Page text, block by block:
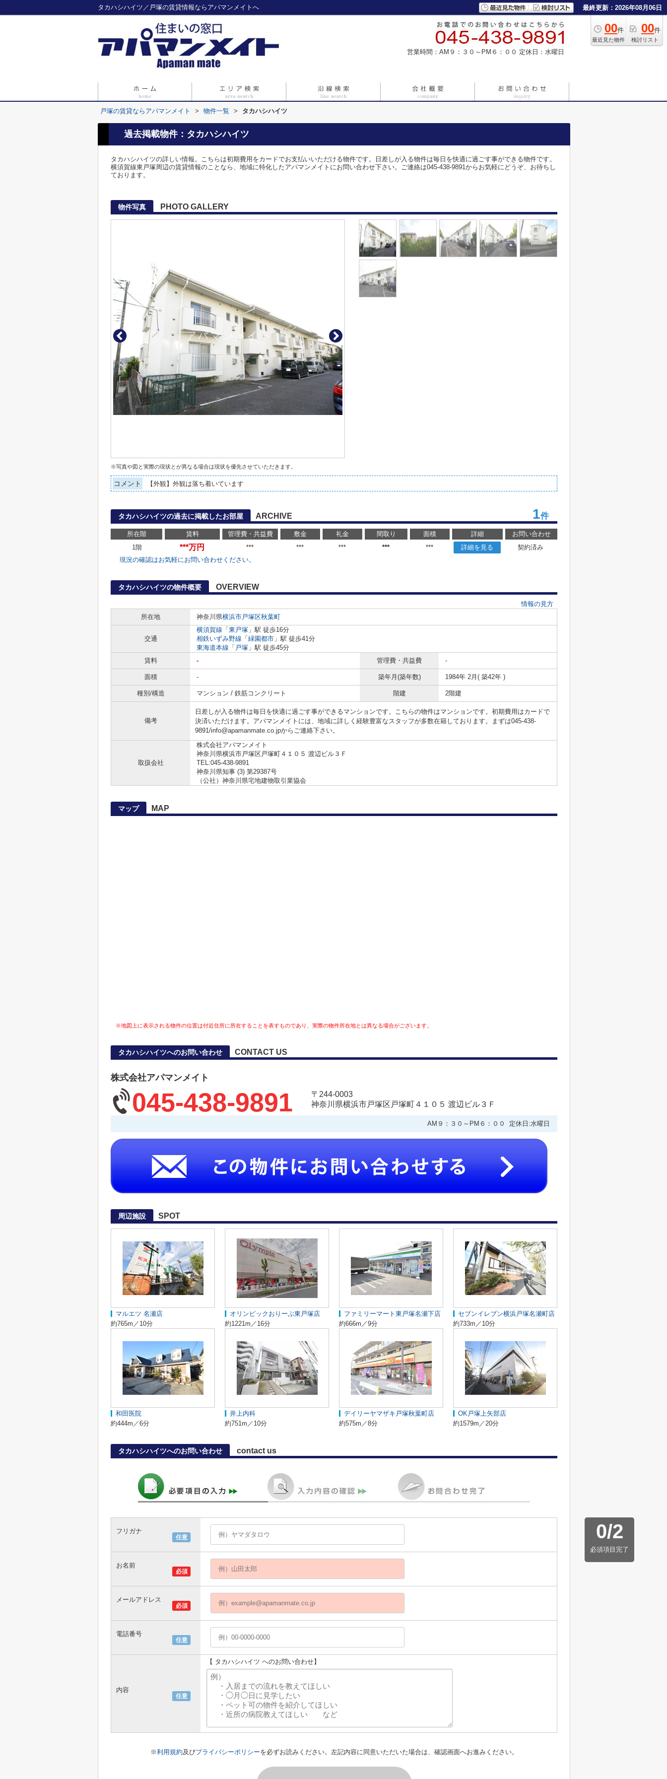
タカハシハイツ／戸塚の賃貸情報ならアパマンメイトへ 最終更新：2026年08月06日
00件
最近見た物件
00件
検討リスト
営業時間：AM９：３０～PM６：００ 定休日：水曜日
戸塚の賃貸ならアパマンメイト > 物件一覧 > タカハシハイツ
過去掲載物件：タカハシハイツ
タカハシハイツの詳しい情報。こちらは初期費用をカードでお支払いいただける物件です。日差しが入る物件は毎日を快適に過ごす事ができる物件です。
横須賀線東戸塚周辺の賃貸情報のことなら、地域に特化したアパマンメイトにお問い合わせ下さい。ご連絡は045-438-9891からお気軽にどうぞ、お待ちし
ております。
物件写真 PHOTO GALLERY
※写真や図と実際の現状とが異なる場合は現状を優先させていただきます。
コメント 【外観】外観は落ち着いています
タカハシハイツの過去に掲載したお部屋 ARCHIVE 1件
所在階 賃料 管理費・共益費 敷金 礼金 間取り 面積 詳細
お問い合わせ
1階
***万円 *** *** *** *** *** 詳細を見る
契約済み
現況の確認はお気軽にお問い合わせください。
タカハシハイツの物件概要 OVERVIEW
情報の見方
所在地
神奈川県横浜市戸塚区秋葉町
交通
横須賀線 「 東戸塚 」駅 徒歩16分
相鉄いずみ野線 「 緑園都市 」駅 徒歩41分
東海道本線 「 戸塚 」駅 徒歩45分
賃料
- 管理費・共益費 -
面積 - 築年月(築年数) 1984年 2月( 築42年 )
種別/構造 マンション / 鉄筋コンクリート 階建 2階建
備考
日差しが入る物件は毎日を快適に過ごす事ができるマンションです。こちらの物件はマンションです。初期費用はカードで
決済いただけます。アパマンメイトには、地域に詳しく経験豊富なスタッフが多数在籍しております。まずは045-438-
9891/info@apamanmate.co.jpからご連絡下さい。
取扱会社
株式会社アパマンメイト
神奈川県横浜市戸塚区戸塚町４１０５ 渡辺ビル３Ｆ
TEL:045-438-9891
神奈川県知事 (3) 第29387号
（公社）神奈川県宅地建物取引業協会
マップ MAP
※地図上に表示される物件の位置は付近住所に所在することを表すものであり、実際の物件所在地とは異なる場合がございます。
タカハシハイツへのお問い合わせ CONTACT US
株式会社アパマンメイト
045-438-9891
〒244-0003
神奈川県横浜市戸塚区戸塚町４１０５ 渡辺ビル３Ｆ
AM９：３０～PM６：００ 定休日:水曜日
周辺施設 SPOT
マルエツ 名瀬店
約765m／10分
オリンピックおりーぶ東戸塚店
約1221m／16分
ファミリーマート東戸塚名瀬下店
約666m／9分
セブンイレブン横浜戸塚名瀬町店
約733m／10分
和田医院
約444m／6分
井上内科
約751m／10分
デイリーヤマザキ戸塚秋葉町店
約575m／8分
OK戸塚上矢部店
約1579m／20分
タカハシハイツへのお問い合わせ contact us
0/2
必須項目完了
任意
フリガナ
必須
お名前
必須
メールアドレス
任意
電話番号
任意
内容
【 タカハシハイツ へのお問い合わせ】
※利用規約及びプライバシーポリシーを必ずお読みください。左記内容に同意いただいた場合は、確認画面へお進みください。